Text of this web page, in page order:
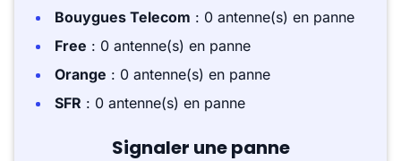
Bouygues Telecom : 0 antenne(s) en panne
Free : 0 antenne(s) en panne
Orange : 0 antenne(s) en panne
SFR : 0 antenne(s) en panne
Signaler une panne